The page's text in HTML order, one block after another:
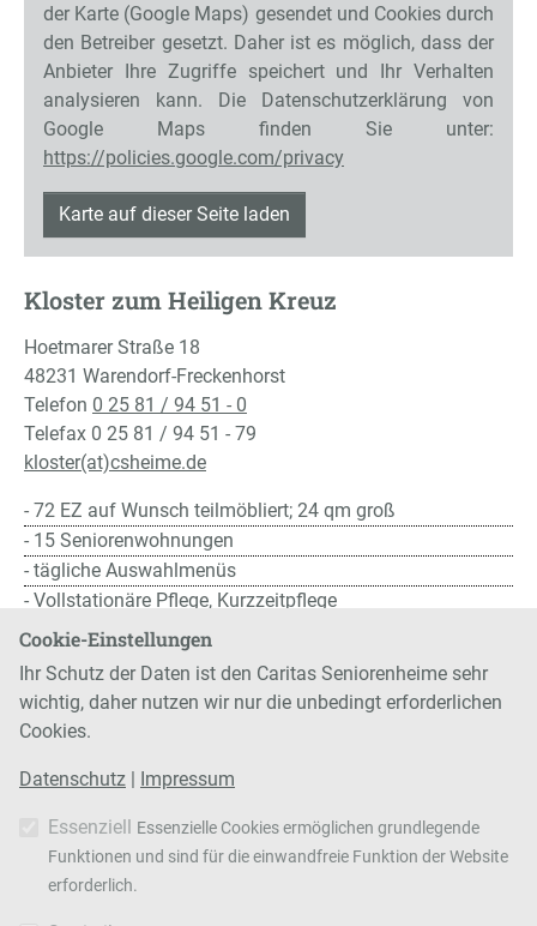
Cookie-Einstellungen
Ihr Schutz der Daten ist den Caritas Seniorenheime sehr
wichtig, daher nutzen wir nur die unbedingt erforderlichen
Cookies.
Datenschutz | Impressum
Essenziell Essenzielle Cookies ermöglichen grundlegende
Funktionen und sind für die einwandfreie Funktion der Website
erforderlich.
der Karte (Google Maps) gesendet und Cookies durch
den Betreiber gesetzt. Daher ist es möglich, dass der
Anbieter Ihre Zugriffe speichert und Ihr Verhalten
analysieren kann. Die Datenschutzerklärung von
Google Maps finden Sie unter:
https://policies.google.com/privacy
Karte auf dieser Seite laden
Kloster zum Heiligen Kreuz
Hoetmarer Straße 18
48231 Warendorf-Freckenhorst
Telefon 0 25 81 / 94 51 - 0
Telefax 0 25 81 / 94 51 - 79
kloster(at)csheime.de
72 EZ auf Wunsch teilmöbliert; 24 qm groß
15 Seniorenwohnungen
tägliche Auswahlmenüs
Vollstationäre Pflege, Kurzzeitpflege
KONTAKT UND BERATUNG
Caritas Seniorenheime
Hoetmarer Straße 20